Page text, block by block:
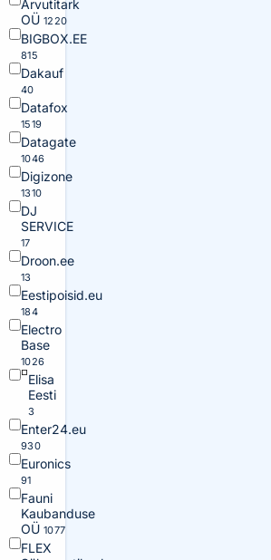
Arvutitark
OÜ 1220
BIGBOX.EE
815
Dakauf
40
Datafox
1519
Datagate
1046
Digizone
1310
DJ
SERVICE
17
Droon.ee
13
Eestipoisid.eu
184
Electro
Base
1026
Elisa
Eesti
3
Enter24.eu
930
Euronics
91
Fauni
Kaubanduse
OÜ 1077
FLEX